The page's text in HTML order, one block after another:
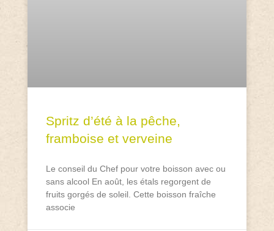
Spritz d’été à la pêche,
framboise et verveine
Le conseil du Chef pour votre boisson avec ou
sans alcool En août, les étals regorgent de
fruits gorgés de soleil. Cette boisson fraîche
associe